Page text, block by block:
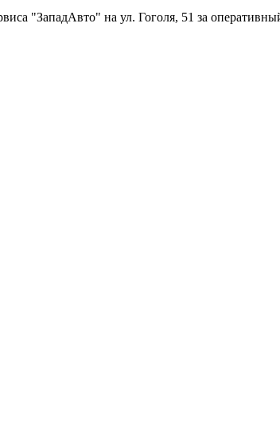
"ЗападАвто" на ул. Гоголя, 51 за